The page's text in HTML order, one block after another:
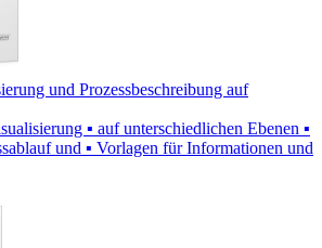
und Prozessbeschreibung auf
▪ auf unterschiedlichen Ebenen ▪
und ▪ Vorlagen für Informationen und